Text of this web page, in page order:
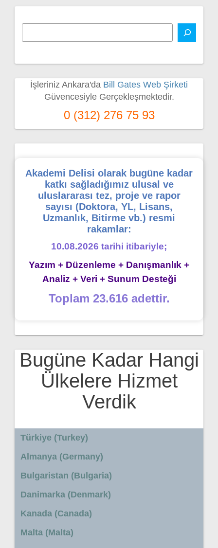
İşleriniz Ankara'da Bill Gates Web Şirketi
Güvencesiyle Gerçekleşmektedir.
0 (312) 276 75 93
Akademi Delisi olarak bugüne kadar
katkı sağladığımız ulusal ve
uluslararası tez, proje ve rapor
sayısı (Doktora, YL, Lisans,
Uzmanlık, Bitirme vb.) resmi
rakamlar:
10.08.2026 tarihi itibariyle;
Yazım + Düzenleme + Danışmanlık +
Analiz + Veri + Sunum Desteği
Toplam 23.616 adettir.
Bugüne Kadar Hangi
Ülkelere Hizmet
Verdik
Türkiye (Turkey)
Almanya (Germany)
Bulgaristan (Bulgaria)
Danimarka (Denmark)
Kanada (Canada)
Malta (Malta)